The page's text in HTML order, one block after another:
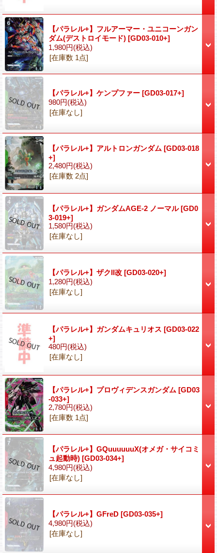
【パラレル+】フルアーマー・ユニコーンガン
ダム(デストロイモード) [GD03-010+]
1,980円(税込)
[在庫数 1点]
【パラレル+】ケンプファー [GD03-017+]
980円(税込)
[在庫なし]
【パラレル+】アルトロンガンダム [GD03-018
+]
2,480円(税込)
[在庫数 2点]
【パラレル+】ガンダムAGE-2 ノーマル[GD0
3-019+]
1,580円(税込)
[在庫なし]
【パラレル+】ザクII改 [GD03-020+]
1,280円(税込)
[在庫なし]
【パラレル+】ガンダムキュリオス [GD03-022
+]
480円(税込)
[在庫なし]
【パラレル+】プロヴィデンスガンダム [GD03
-033+]
2,780円(税込)
[在庫数 1点]
【パラレル+】GQuuuuuuX(オメガ・サイコミ
ュ起動時) [GD03-034+]
4,980円(税込)
[在庫なし]
【パラレル+】GFreD [GD03-035+]
4,980円(税込)
[在庫なし]